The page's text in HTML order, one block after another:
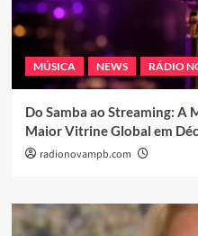
MÚSICA NEWS RÁDIO
Do Samba ao Streaming: A
Maior Vitrine Global em
radionovampb.com